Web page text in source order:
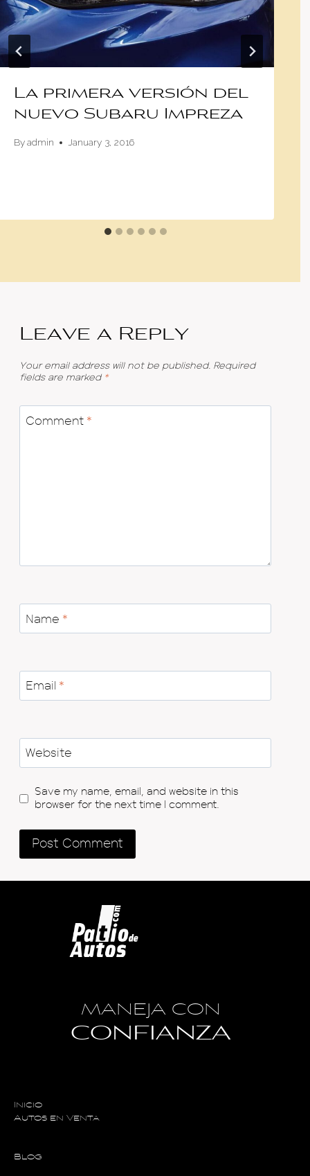
La primera versión del
nuevo Subaru Impreza
Byadmin January 3, 2016
Leave a Reply
Your email address will not be published. Required
fields are marked *
Comment *
Name *
Email *
Website
Save my name, email, and website in this
browser for the next time I comment.
MANEJA CON
CONFIANZA
Inicio
Autos en Venta
Blog